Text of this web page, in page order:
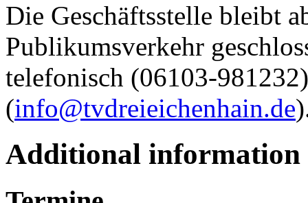
Die Geschäftsstelle bleibt
Publikumsverkehr
telefonisch (06103-
(info@tvdreieichenhain.de
Additional information